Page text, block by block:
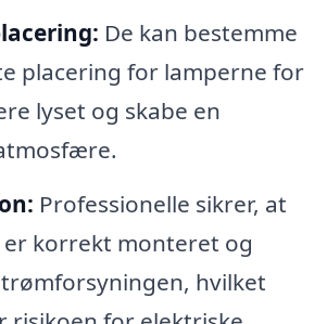
De kan bestemme
placering for lamperne for
lyset og skabe en
Professionelle sikrer, at
korrekt monteret og
hvilket